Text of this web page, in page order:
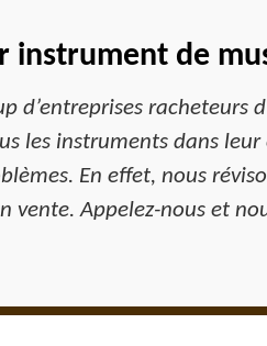
instrument de
d’entreprises
les instruments dans
En effet, nous
vente. Appelez-nous et